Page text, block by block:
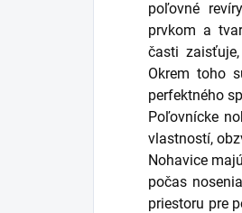
poľovné
prvkom a
časti
Okrem toho
perfektného
Poľovnícke
vlastností,
Nohavice
počas
priestoru pre